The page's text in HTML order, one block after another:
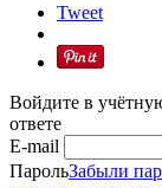
Tweet
Войдите в
ответе
E-mail
ПарольЗабыли